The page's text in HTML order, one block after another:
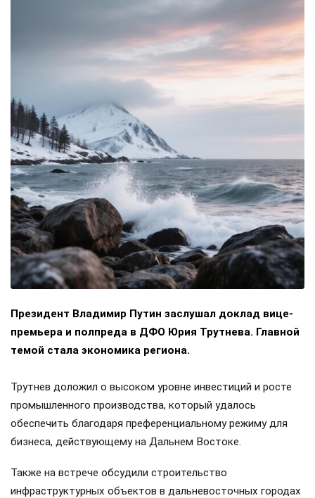
Президент Владимир Путин заслушал доклад вице-
премьера и полпреда в ДФО Юрия Трутнева. Главной
темой стала экономика региона.
Трутнев доложил о высоком уровне инвестиций и росте
промышленного производства, который удалось
обеспечить благодаря преференциальному режиму для
бизнеса, действующему на Дальнем Востоке.
Также на встрече обсудили строительство
инфраструктурных объектов в дальневосточных городах